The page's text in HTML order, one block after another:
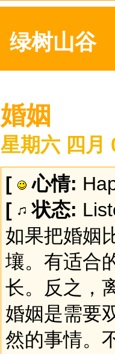
绿树山谷
婚姻
星期六 四月
[
心情:
[
状态:
如果把婚姻
壤。有适合
长。反之，
婚姻是需要
然的事情。